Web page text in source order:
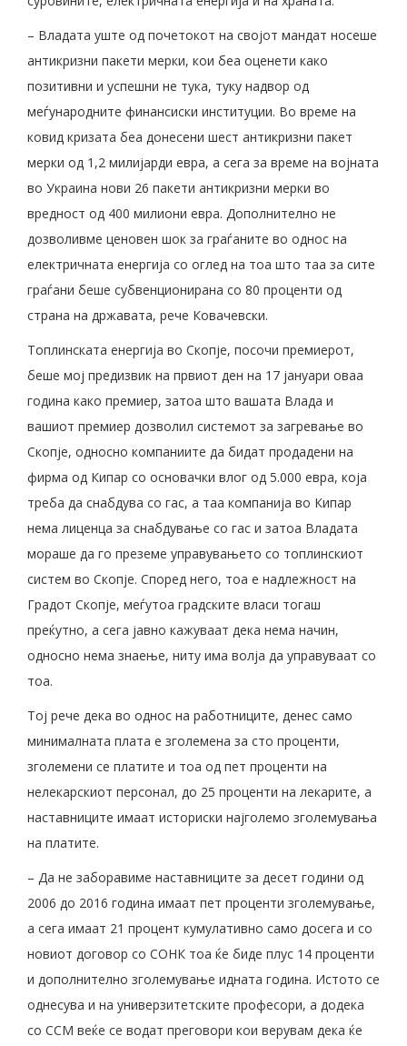
– Владата уште од почетокот на својот мандат носеше
антикризни пакети мерки, кои беа оценети како
позитивни и успешни не тука, туку надвор од
меѓународните финансиски институции. Во време на
ковид кризата беа донесени шест антикризни пакет
мерки од 1,2 милијарди евра, а сега за време на војната
во Украина нови 26 пакети антикризни мерки во
вредност од 400 милиони евра. Дополнително не
дозволивме ценовен шок за граѓаните во однос на
електричната енергија со оглед на тоа што таа за сите
граѓани беше субвенционирана со 80 проценти од
страна на државата, рече Ковачевски.
Топлинската енергија во Скопје, посочи премиерот,
беше мој предизвик на првиот ден на 17 јануари оваа
година како премиер, затоа што вашата Влада и
вашиот премиер дозволил системот за загревање во
Скопје, односно компаниите да бидат продадени на
фирма од Кипар со основачки влог од 5.000 евра, која
треба да снабдува со гас, а таа компанија во Кипар
нема лиценца за снабдување со гас и затоа Владата
мораше да го преземе управувањето со топлинскиот
систем во Скопје. Според него, тоа е надлежност на
Градот Скопје, меѓутоа градските власи тогаш
преќутно, а сега јавно кажуваат дека нема начин,
односно нема знаење, ниту има волја да управуваат со
тоа.
Тој рече дека во однос на работниците, денес само
минималната плата е зголемена за сто проценти,
зголемени се платите и тоа од пет проценти на
нелекарскиот персонал, до 25 проценти на лекарите, а
наставниците имаат историски најголемо зголемувања
на платите.
– Да не заборавиме наставниците за десет години од
2006 до 2016 година имаат пет проценти зголемување,
а сега имаат 21 процент кумулативно само досега и со
новиот договор со СОНК тоа ќе биде плус 14 проценти
и дополнително зголемување идната година. Истото се
однесува и на универзитетските професори, а додека
со ССМ веќе се водат преговори кои верувам дека ќе